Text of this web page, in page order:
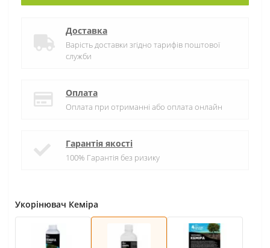
Доставка
Варість доставки згідно тарифів поштової
служби
Оплата
Оплата при отриманні або оплата онлайн
Гарантія якості
100% Гарантія без ризику
Укорінювач Кеміра